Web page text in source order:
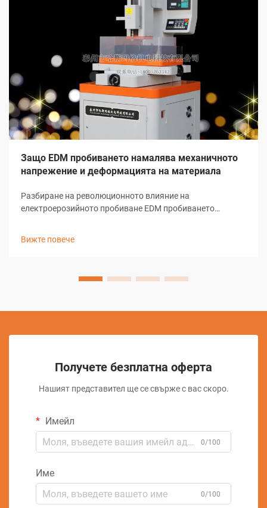
Защо EDM пробиването намалява механичното
напрежение и деформацията на материала
Разбиране на революционното влияние на
електроерозийното пробиване EDM пробиването
Вижте повече
Получете безплатна оферта
Нашият представител ще се свърже с вас скоро.
Имейл
0/100
Име
0/100